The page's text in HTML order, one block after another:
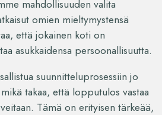
mahdollisuuden valita
omien mieltymystensä
että jokainen koti on
asukkaidensa persoonallisuutta.
suunnitteluprosessiin jo
takaa, että lopputulos vastaa
Tämä on erityisen tärkeää,